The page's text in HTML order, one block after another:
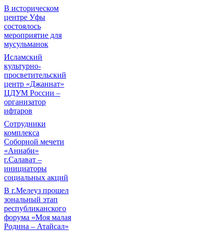
В историческом
центре Уфы
состоялось
мероприятие для
мусульманок
Исламский
культурно-
просветительский
центр «Джаннат»
ЦДУМ России –
организатор
ифтаров
Сотрудники
комплекса
Соборной мечети
«Аннаби»
г.Салават –
инициаторы
социальных акций
В г.Мелеуз прошел
зональный этап
республиканского
форума «Моя малая
Родина – Атайсал»